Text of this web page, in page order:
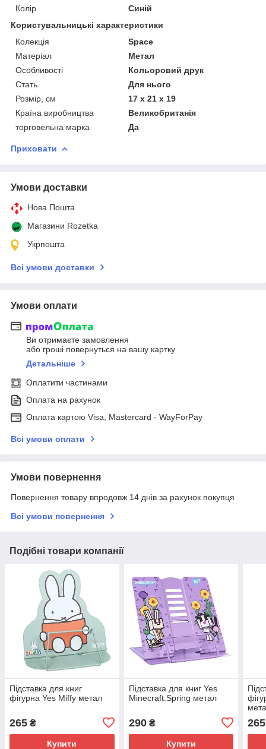
Колір
Синій
Користувальницькі характеристики
Колекція
Space
Матеріал
Метал
Особливості
Кольоровий друк
Стать
Для нього
Розмір, см
17 х 21 х 19
Країна виробництва
Великобританія
торговельна марка
Да
Приховати
Умови доставки
Нова Пошта
Магазини Rozetka
Укрпошта
Всі умови доставки
Умови оплати
Ви отримаєте замовлення
або гроші повернуться на вашу картку
Детальніше
Оплатити частинами
Оплата на рахунок
Оплата картою Visa, Mastercard - WayForPay
Всі умови оплати
Умови повернення
Повернення товару впродовж 14 днів за рахунок покупця
Всі умови повернення
Подібні товари компанії
Підставка для книг
фігурна Yes Miffy метал
265 ₴
Купити
Підставка для книг Yes
Minecraft.Spring метал
290₴
Купити
265